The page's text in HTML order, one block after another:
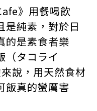
》用餐喝飲
是純素，對於日
的是素食者樂
（タコライ
說，用天然食材
飯真的蠻厲害